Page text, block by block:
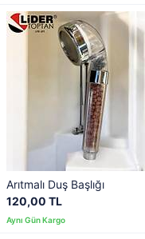
Arıtmalı Duş Başlığı
120,00 TL